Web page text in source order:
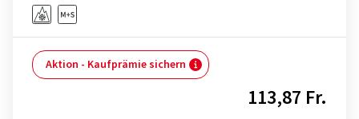
Aktion - Kaufprämie sichern
113,87 Fr.